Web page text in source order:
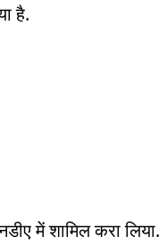
है.
में शामिल करा लिया.